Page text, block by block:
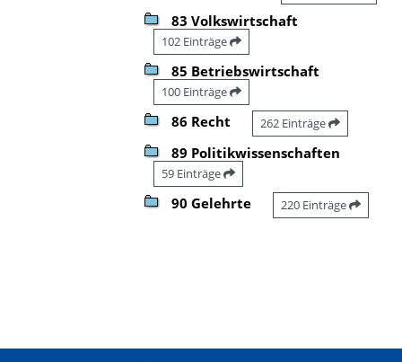
83 Volkswirtschaft
102 Einträge
85 Betriebswirtschaft
100 Einträge
86 Recht 262 Einträge
89 Politikwissenschaften
59 Einträge
90 Gelehrte 220 Einträge